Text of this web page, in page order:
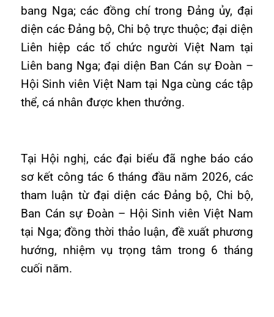
bang Nga; các đồng chí trong Đảng ủy, đại
diện các Đảng bộ, Chi bộ trực thuộc; đại diện
Liên hiệp các tổ chức người Việt Nam tại
Liên bang Nga; đại diện Ban Cán sự Đoàn –
Hội Sinh viên Việt Nam tại Nga cùng các tập
thể, cá nhân được khen thưởng.
Tại Hội nghị, các đại biểu đã nghe báo cáo
sơ kết công tác 6 tháng đầu năm 2026, các
tham luận từ đại diện các Đảng bộ, Chi bộ,
Ban Cán sự Đoàn – Hội Sinh viên Việt Nam
tại Nga; đồng thời thảo luận, đề xuất phương
hướng, nhiệm vụ trọng tâm trong 6 tháng
cuối năm.